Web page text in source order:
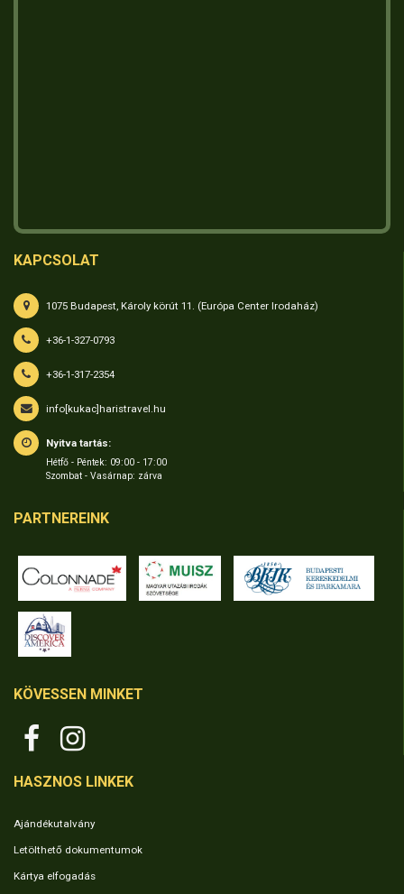
KAPCSOLAT
1075 Budapest, Károly körút 11. (Európa Center Irodaház)
+36-1-327-0793
+36-1-317-2354
info[kukac]haristravel.hu
Nyitva tartás:
Hétfő - Péntek: 09:00 - 17:00
Szombat - Vasárnap: zárva
PARTNEREINK
KÖVESSEN MINKET
HASZNOS LINKEK
Ajándékutalvány
Letölthető dokumentumok
Kártya elfogadás